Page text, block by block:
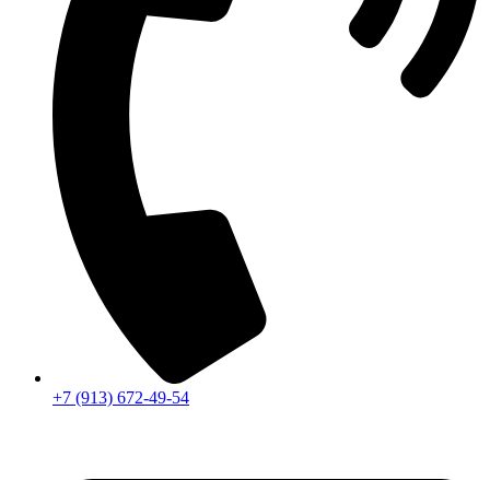
+7 (913) 672-49-54